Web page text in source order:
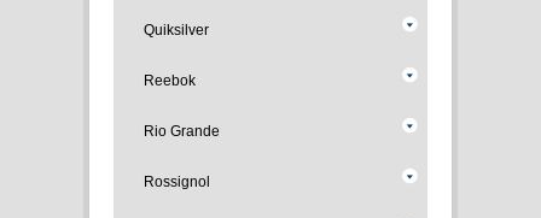
Quiksilver
Reebok
Rio Grande
Rossignol